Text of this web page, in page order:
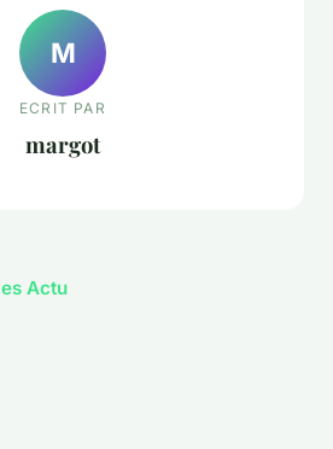
M
ECRIT PAR
margot
Actu